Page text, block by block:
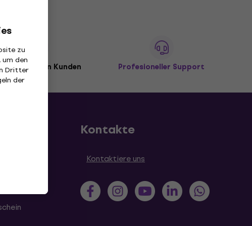
zu
den
Dritter
der
3 Millionen Kunden Profesioneller Support
Kontakte
Kontaktiere uns